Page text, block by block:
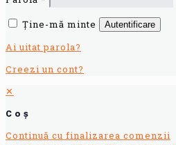
Ține-mă minte
Autentificare
Ai uitat parola?
Creezi un cont?
✕
Coș
Continuă cu finalizarea comenzii